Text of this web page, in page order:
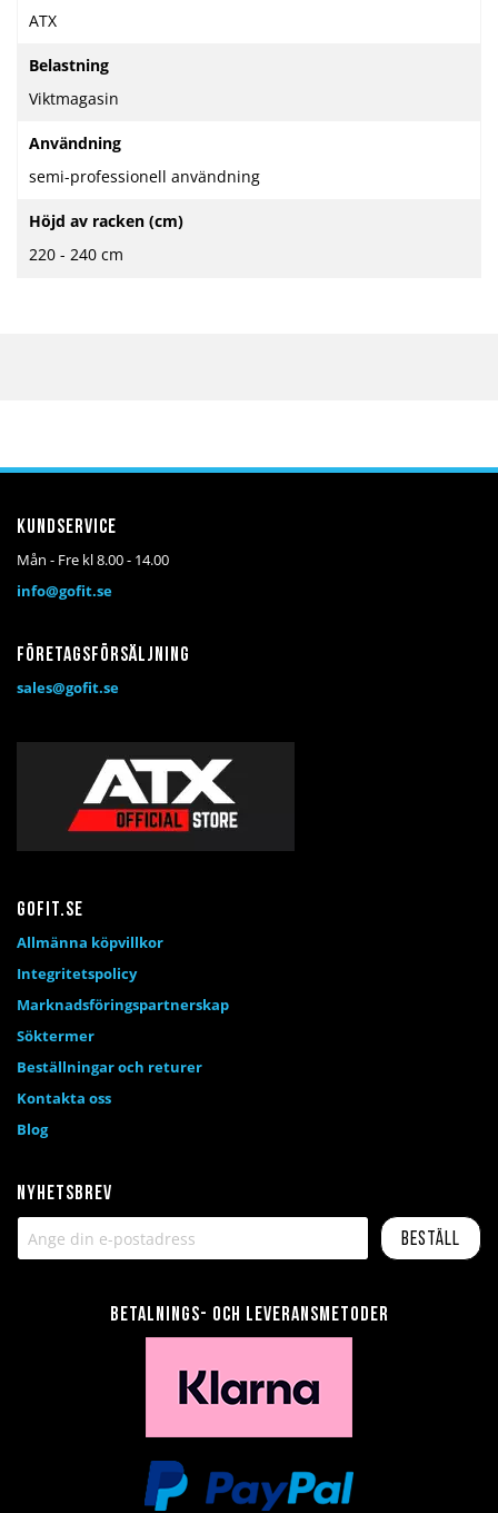
ATX
Belastning
Viktmagasin
Användning
semi-professionell användning
Höjd av racken (cm)
220 - 240 cm
Nyhetsbrev
Beställ
Kundservice
Mån - Fre kl 8.00 - 14.00
info@gofit.se
Företagsförsäljning
sales@gofit.se
Betalnings- och leveransmetoder
Gofit.se
Allmänna köpvillkor
Integritetspolicy
Marknadsföringspartnerskap
Söktermer
Beställningar och returer
Kontakta oss
Blog